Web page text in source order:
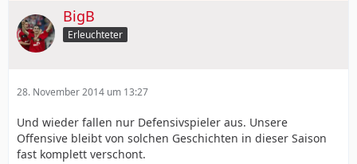
BigB
Erleuchteter
28. November 2014 um 13:27
Und wieder fallen nur Defensivspieler aus. Unsere
Offensive bleibt von solchen Geschichten in dieser Saison
fast komplett verschont.